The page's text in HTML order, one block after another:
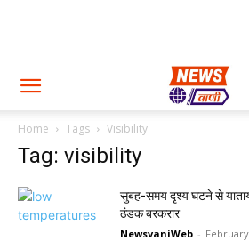
Home Tags Visibility
Tag: visibility
सुबह-समय दृश्य घटने से
ठंडक बरकरार
NewsvaniWeb -